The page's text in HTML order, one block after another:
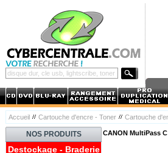
Accueil Cartouche d'encre - Toner Cartouche
NOS PRODUITS
Destockage - Braderie
CANON MultiPass C